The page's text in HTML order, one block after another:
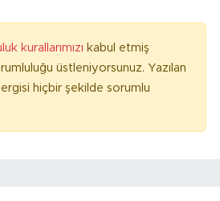
kurallarımızı kabul etmiş
üstleniyorsunuz. Yazılan
hiçbir şekilde sorumlu